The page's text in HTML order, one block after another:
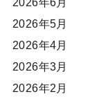
2026年5月
2026年4月
2026年3月
2026年2月